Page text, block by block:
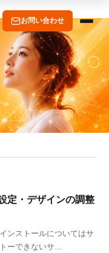
お問い合わせ
定・デザインの調整
ンストールについてはサ
ーできないサ…